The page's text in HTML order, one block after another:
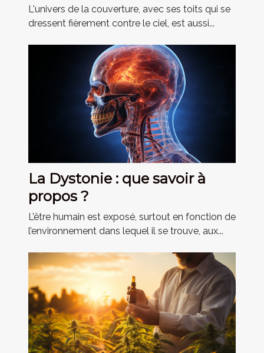
métiers de la couverture
L'univers de la couverture, avec ses toits qui se
dressent fièrement contre le ciel, est aussi...
La Dystonie : que savoir à
propos ?
L’être humain est exposé, surtout en fonction de
l’environnement dans lequel il se trouve, aux...